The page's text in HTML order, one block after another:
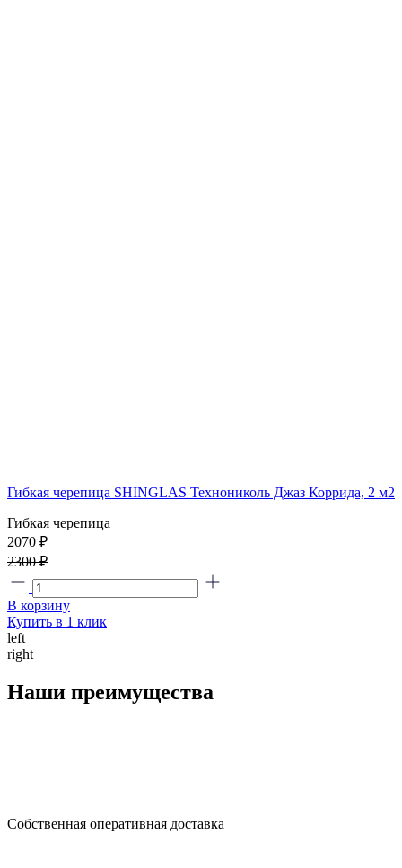
Гибкая черепица SHINGLAS Технониколь Джаз Коррида, 2 м2
Гибкая черепица
2070 ₽
2300 ₽
В корзину
Купить в 1 клик
left
right
Наши преимущества
Собственная оперативная доставка